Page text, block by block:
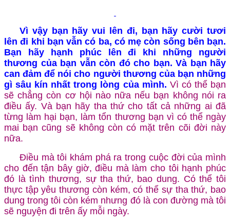
Vì vậy bạn hãy vui lên đi, bạn hãy cười tươi
lên đi khi bạn vẫn có ba, có mẹ còn sống bên bạn.
Bạn hãy hạnh phúc lên đi khi những người
thương của bạn vẫn còn đó cho bạn. Và bạn hãy
can đảm để nói cho người thương của bạn những
gì sâu kín nhất trong lòng của mình. Vì có thể bạn
sẽ chẳng còn cơ hội nào nữa nếu bạn không nói ra
điều ấy. Và bạn hãy tha thứ cho tất cả những ai đã
từng làm hại bạn, làm tổn thương bạn vì có thể ngày
mai bạn cũng sẽ không còn có mặt trên cõi đời này
nữa.
Điều mà tôi khám phá ra trong cuộc đời của mình
cho đến tận bây giờ, điều mà làm cho tôi hạnh phúc
đó là tình thương, sự tha thứ, bao dung. Có thể tôi
thực tập yêu thương còn kém, có thể sự tha thứ, bao
dung trong tôi còn kém nhưng đó là con đường mà tôi
sẽ nguyện đi trên ấy mỗi ngày.